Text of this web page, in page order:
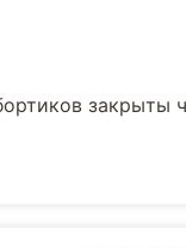
закрыты